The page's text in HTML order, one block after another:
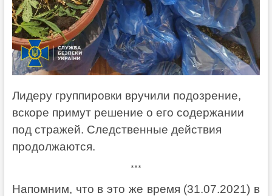
Лидеру группировки вручили подозрение,
вскоре примут решение о его содержании
под стражей. Следственные действия
продолжаются.
***
Напомним, что в это же время (31.07.2021) в